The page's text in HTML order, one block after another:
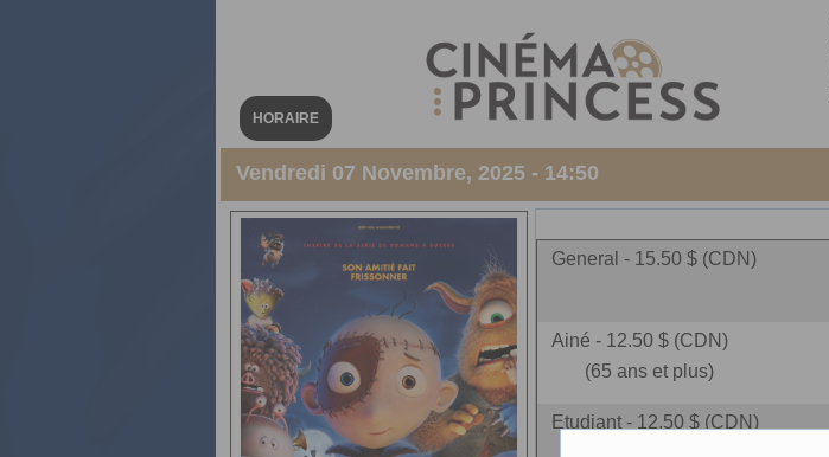
HORAIRE
Vendredi 07 Novembre, 2025 - 14:50
General - 15.50 $ (CDN)
Ainé - 12.50 $ (CDN)
(65 ans et plus)
Etudiant - 12.50 $ (CDN)